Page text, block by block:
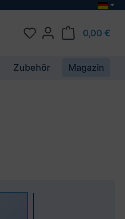
0,00 €
Zubehör Magazin